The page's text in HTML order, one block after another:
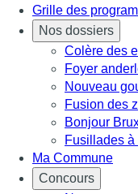
Grille des
Nos dossiers
Colère des
Foyer
Nouveau
Fusion des
Bonjour
Fusillades
Ma Commune
Concours